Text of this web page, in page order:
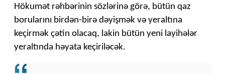
Hökumət rəhbərinin sözlərinə görə, bütün qaz
borularını birdən-birə dəyişmək və yeraltına
keçirmək çətin olacaq, lakin bütün yeni layihələr
yeraltında həyata keçiriləcək.